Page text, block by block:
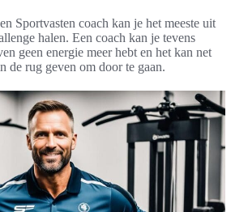
Sportvasten coach kan je het meeste uit
halen. Een coach kan je tevens
geen energie meer hebt en het kan net
de rug geven om door te gaan.